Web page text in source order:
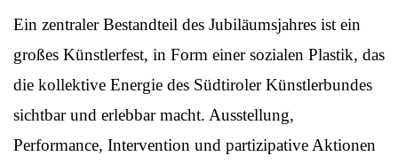
Ein zentraler Bestandteil des Jubiläumsjahres ist ein
großes Künstlerfest, in Form einer sozialen Plastik, das
die kollektive Energie des Südtiroler Künstlerbundes
sichtbar und erlebbar macht. Ausstellung,
Performance, Intervention und partizipative Aktionen